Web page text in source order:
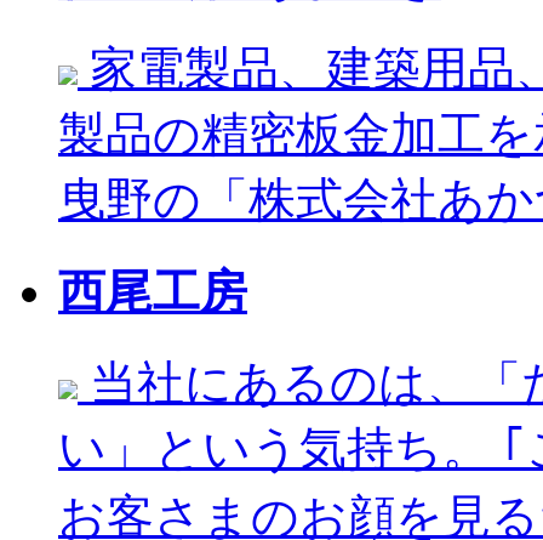
家電製品、建築用品
製品の精密板金加工
曳野の「株式会社あ
西尾工房
当社にあるのは、
い」という気持ち。
お客さまのお顔を見